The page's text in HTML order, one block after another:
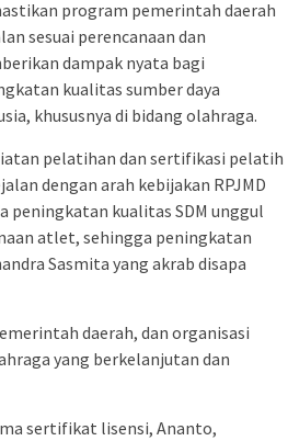
program pemerintah daerah
sesuai perencanaan dan
dampak nyata bagi
kualitas sumber daya
khususnya di bidang olahraga.
pelatihan dan sertifikasi pelatih
dengan arah kebijakan RPJMD
peningkatan kualitas SDM unggul
atlet, sehingga peningkatan
Sasmita yang akrab disapa
daerah, dan organisasi
yang berkelanjutan dan
sertifikat lisensi, Ananto,